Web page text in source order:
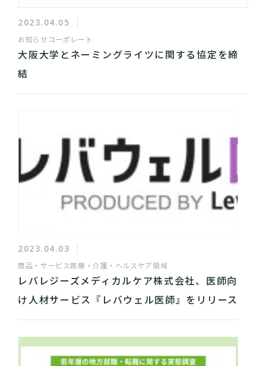
2023.04.05
お知らせ コーポレート
大阪大学とネーミングライツに関する協定を締
結
2023.04.03
商品・サービス医療・介護・ヘルスケア領域
レバレジーズメディカルケア株式会社、医師向
け人材サービス『レバウェル医師』をリリース